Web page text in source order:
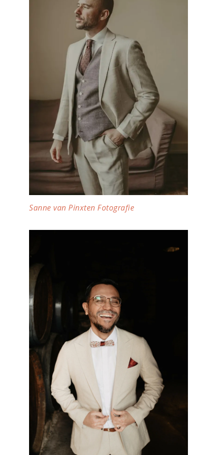
Sanne van Pinxten Fotografie